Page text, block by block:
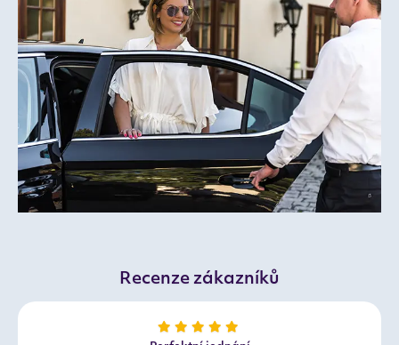
Recenze zákazníků